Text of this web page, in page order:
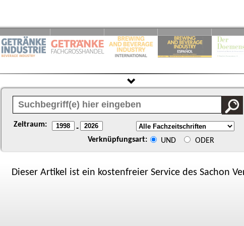
Zeitraum: -
Verknüpfungsart: UND ODER
Dieser Artikel ist ein kostenfreier Service des Sachon